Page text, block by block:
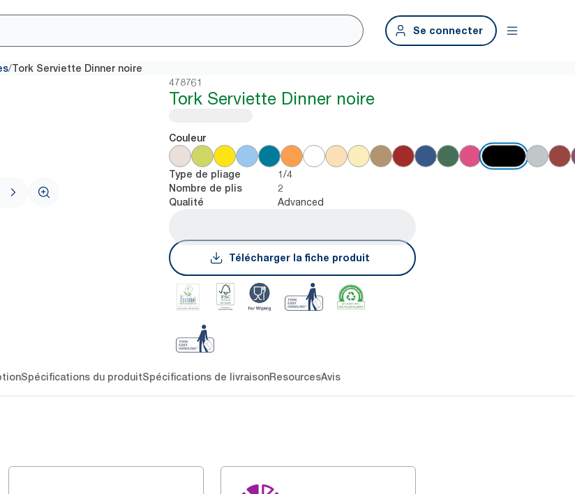
Se connecter
/Tork Serviette Dinner noire
478761
Tork Serviette Dinner noire
Couleur
Type de pliage 1/4
Nombre de plis 2
Qualité Advanced
Télécharger la fiche produit
Spécifications du produitSpécifications de livraisonResourcesAvis